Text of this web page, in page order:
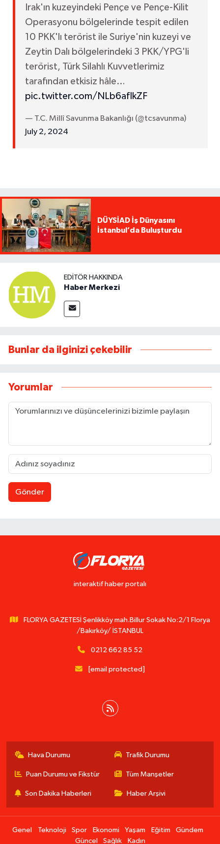
Irak'ın kuzeyindeki Pençe ve Pençe-Kilit
Operasyonu bölgelerinde tespit edilen
10 PKK'lı terörist ile Suriye'nin kuzeyi ve
Zeytin Dalı bölgelerindeki 3 PKK/YPG'li
terörist, Türk Silahlı Kuvvetlerimiz
tarafından etkisiz hâle…
pic.twitter.com/NLb6afIkZF
— T.C. Millî Savunma Bakanlığı (@tcsavunma)
July 2, 2024
DÜYSİAD İş Dünyasını
İstanbul’da Buluşturdu
EDITÖR HAKKINDA
Haber Merkezi
Bunlar da ilginizi çekebilir
Yorumlar
Gönder
interaktif haber portalı
FLORYA GAZETESİ Şenlikköy mah.Billur Sokak No:2/1 Florya
/Bakırköy/ İSTANBUL
0212 662 85 52
[email protected]
Hava Durumu Trafik Durumu
Puan Durumu ve Fikstür Tüm Manşetler
Son Dakika Haberleri Haber Arşivi
Genel Teknoloji Spor Ekonomi Yaşam Eğitim
Gündem
Güncel
Sağlık Kadın